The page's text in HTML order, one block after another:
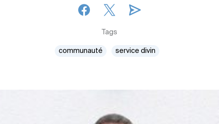
Tags
communauté service divin